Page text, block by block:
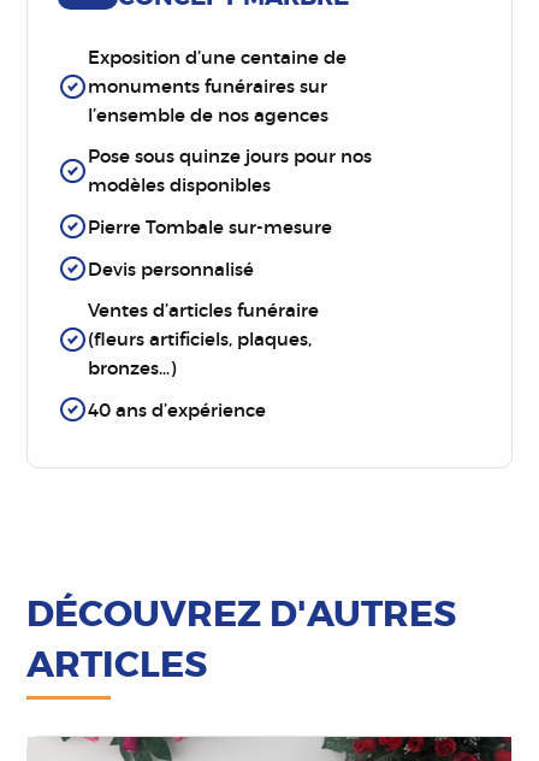
Exposition d’une centaine de
monuments funéraires sur
l’ensemble de nos agences
Pose sous quinze jours pour nos
modèles disponibles
Pierre Tombale sur-mesure
Devis personnalisé
Ventes d’articles funéraire
(fleurs artificiels, plaques,
bronzes…)
40 ans d’expérience
DÉCOUVREZ D'AUTRES
ARTICLES